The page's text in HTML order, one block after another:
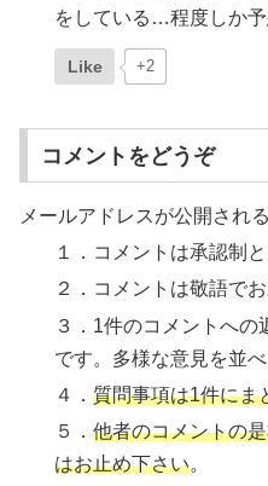
をしている…程度しか予
Like +2
コメントをどうぞ
メールアドレスが公開され
１．コメントは承認制
２．コメントは敬語で
３．1件のコメントへ
です。多様な意見を並
４．質問事項は1件にま
５．他者のコメントの
はお止め下さい。